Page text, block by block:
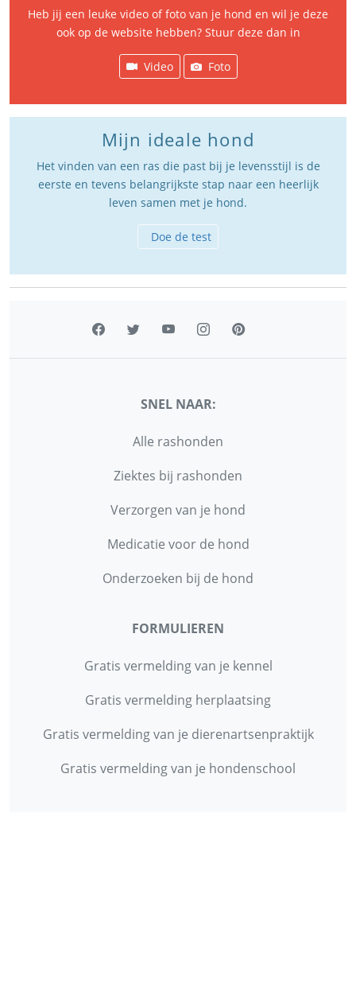
Heb jij een leuke video of foto van je hond en wil je deze
ook op de website hebben? Stuur deze dan in
Video Foto
Mijn ideale hond
Het vinden van een ras die past bij je levensstijl is de
eerste en tevens belangrijkste stap naar een heerlijk
leven samen met je hond.
Doe de test
SNEL NAAR:
Alle rashonden
Ziektes bij rashonden
Verzorgen van je hond
Medicatie voor de hond
Onderzoeken bij de hond
FORMULIEREN
Gratis vermelding van je kennel
Gratis vermelding herplaatsing
Gratis vermelding van je dierenartsenpraktijk
Gratis vermelding van je hondenschool